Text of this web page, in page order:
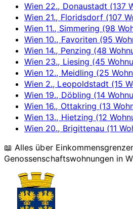
Wien 22., Donaustadt (137
Wien 21., Floridsdorf (107
Wien 11., Simmering (98
Wien 10., Favoriten (95
Wien 14., Penzing (48
Wien 23., Liesing (45
Wien 12., Meidling (25
Wien 2., Leopoldstadt (15
Wien 19., Döbling (14
Wien 16., Ottakring (13
Wien 13., Hietzing (12
Wien 20., Brigittenau (11
📖 Alles über
Genossenschaftswohnungen in